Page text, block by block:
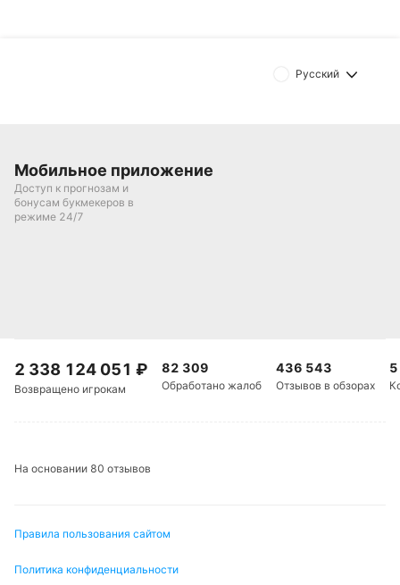
Русский
Мобильное приложение
Доступ к прогнозам и
бонусам букмекеров в
режиме 24/7
2 338 124 051 ₽
Возвращено игрокам
82 309
Обработано жалоб
436 543
Отзывов в обзорах
На основании 80 отзывов
Правила пользования сайтом
Политика конфиденциальности